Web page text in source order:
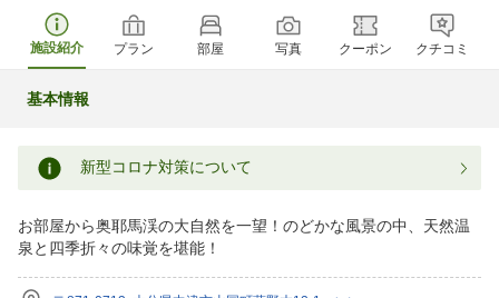
施設紹介 プラン 部屋 写真 クーポン クチコミ
基本情報
新型コロナ対策について
お部屋から奥耶馬渓の大自然を一望！のどかな風景の中、天然温
泉と四季折々の味覚を堪能！